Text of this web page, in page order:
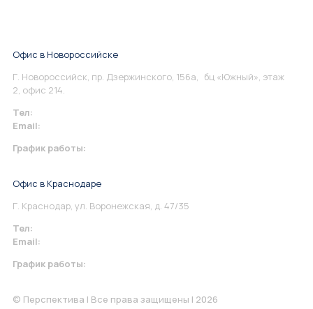
Офис в Новороссийске
Г. Новороссийск, пр. Дзержинского, 156а, бц «Южный», этаж
2, офис 214.
Тел:
Email:
График работы:
Офис в Краснодаре
Г. Краснодар, ул. Воронежская, д. 47/35
Тел:
Email:
График работы:
© Перспектива | Все права защищены | 2026